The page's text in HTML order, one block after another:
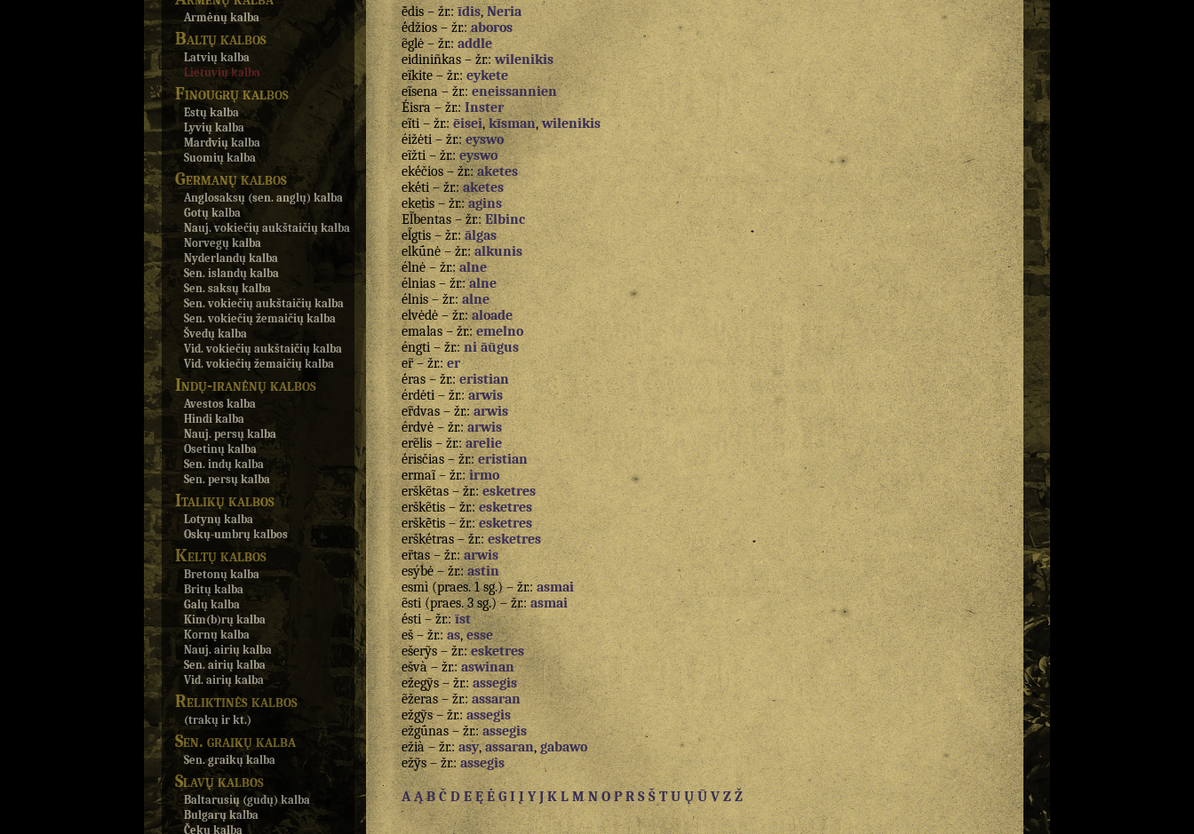
Armėnų kalba
Baltų kalbos
Latvių kalba
Lietuvių kalba
Finougrų kalbos
Estų kalba
Lyvių kalba
Mardvių kalba
Suomių kalba
Germanų kalbos
Anglosaksų (sen. anglų) kalba
Gotų kalba
Nauj. vokiečių aukštaičių kalba
Norvegų kalba
Nyderlandų kalba
Sen. islandų kalba
Sen. saksų kalba
Sen. vokiečių aukštaičių kalba
Sen. vokiečių žemaičių kalba
Švedų kalba
Vid. vokiečių aukštaičių kalba
Vid. vokiečių žemaičių kalba
Indų-iranėnų kalbos
Avestos kalba
Hindi kalba
Nauj. persų kalba
Osetinų kalba
Sen. indų kalba
Sen. persų kalba
Italikų kalbos
Lotynų kalba
Oskų-umbrų kalbos
Keltų kalbos
Bretonų kalba
Britų kalba
Galų kalba
Kim(b)rų kalba
Kornų kalba
Nauj. airių kalba
Sen. airių kalba
Vid. airių kalba
Reliktinės kalbos
(trakų ir kt.)
Sen. graikų kalba
Sen. graikų kalba
Slavų kalbos
Baltarusių (gudų) kalba
Bulgarų kalba
Čekų kalba
ė̃dis – žr.:īdis,Neria
ė́džios – žr.:aboros
ẽglė – žr.:addle
eidiniñkas – žr.:wilenikis
eĩkite – žr.:eykete
eĩsena – žr.:eneissannien
Éisra – žr.:Inster
eĩti – žr.:ēisei,kīsman,wilenikis
éižėti – žr.:eyswo
eĩžti – žr.:eyswo
ekė́čios – žr.:aketes
ekė́ti – žr.:aketes
eketìs – žr.:agins
El̃bentas – žr.:Elbinc
el̃gtis – žr.:ālgas
elkū́nė – žr.:alkunis
élnė – žr.:alne
élnias – žr.:alne
élnis – žr.:alne
elvėdė – žr.:aloade
emalas – žr.:emelno
éngti – žr.:ni āūgus
er̃ – žr.:er
ė́ras – žr.:eristian
érdėti – žr.:arwis
er̃dvas – žr.:arwis
érdvė – žr.:arwis
erẽlis – žr.:arelie
ė́risčias – žr.:eristian
ermaĩ – žr.:irmo
erškẽtas – žr.:esketres
erškẽtis – žr.:esketres
erškė̃tis – žr.:esketres
erškė́tras – žr.:esketres
er̃tas – žr.:arwis
esýbė – žr.:astin
esmì (praes. 1 sg.) – žr.:asmai
ẽsti (praes. 3 sg.) – žr.:asmai
ė́sti – žr.:īst
eš – žr.:as,esse
ešerỹs – žr.:esketres
ešvà – žr.:aswinan
ežegỹs – žr.:assegis
ẽžeras – žr.:assaran
ežgỹs – žr.:assegis
ežgū́nas – žr.:assegis
ežià – žr.:asy,assaran,gabawo
ežỹs – žr.:assegis
A Ą B Č D E Ę Ė G I Į Y J K L M N O P R S Š T U Ų Ū V Z Ž